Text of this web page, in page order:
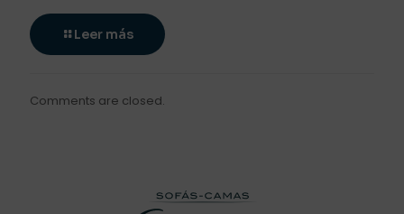
Leer más
Comments are closed.